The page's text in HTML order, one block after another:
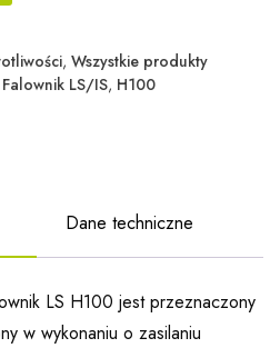
, Wszystkie produkty
Falownik LS/IS, H100
Dane techniczne
LS H100 jest przeznaczony
w wykonaniu o zasilaniu